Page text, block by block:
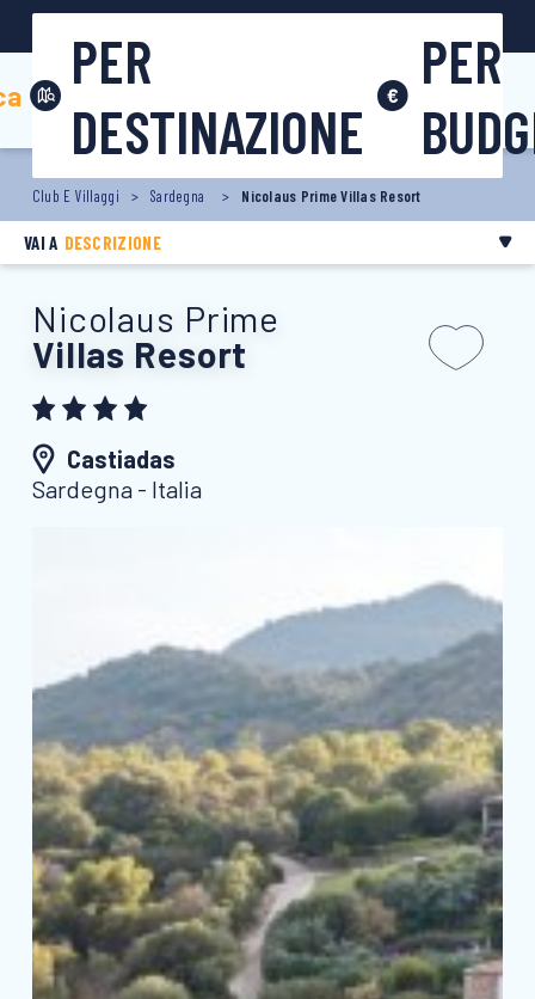
PER
DESTINAZIONE
PER
Club E Villaggi Sardegna Nicolaus Prime Villas Resort
VAI A DESCRIZIONE
Nicolaus Prime
Villas Resort
Castiadas
Sardegna - Italia